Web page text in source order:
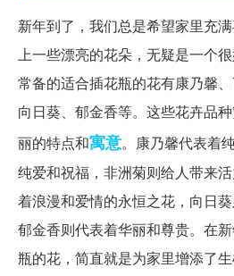
新年到了，我们总是希望家里充
上一些漂亮的花朵，无疑是一个
常备的适合插花瓶的花有康乃馨、
向日葵、郁金香等。这些花卉品
丽的特点和寓意。康乃馨代表着
纯爱和祝福，非洲菊则给人带来
着浪漫和爱情的永恒之花，向日
郁金香则代表着华丽和尊贵。在
瓶的花，简直就是为家里增添了生